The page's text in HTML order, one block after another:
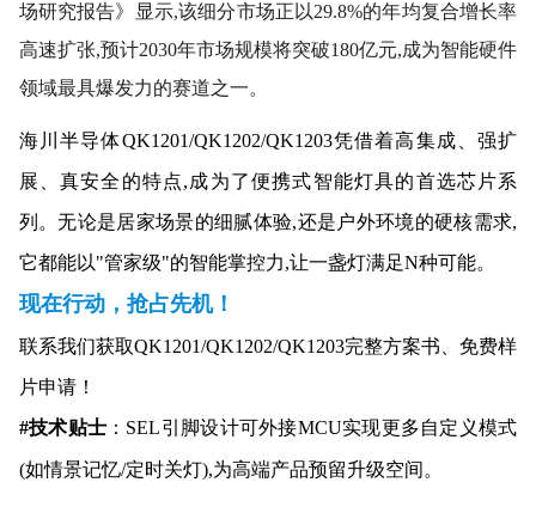
场研究报告》显示,该细分市场正以29.8%的年均复合增长率
高速扩张,预计2030年市场规模将突破180亿元,成为智能硬件
领域最具爆发力的赛道之一。
海川半导体QK1201/QK1202/QK1203凭借着高集成、强扩
展、真安全的特点,成为了便携式智能灯具的首选芯片系
列。无论是居家场景的细腻体验,还是户外环境的硬核需求,
它都能以"管家级"的智能掌控力,让一盏灯满足N种可能。
现在行动，抢占先机！
联系我们获取QK1201/QK1202/QK1203完整方案书、免费样
片申请！
#技术贴士 ：SEL引脚设计可外接MCU实现更多自定义模式
(如情景记忆/定时关灯),为高端产品预留升级空间。